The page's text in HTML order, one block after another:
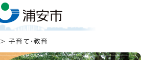
> 子育て・教育